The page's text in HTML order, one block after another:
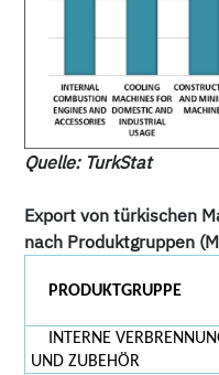
Quelle: TurkStat
Export von türkischen
nach Produktgruppen
PRODUKTGRUPPE
INTERNE
UND ZUBEHÖR